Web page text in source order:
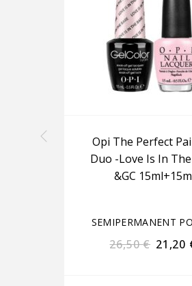
Opi The Perfect
Duo -Love Is In
&GC
SEMIPERMANENT
26,50€ 21,20